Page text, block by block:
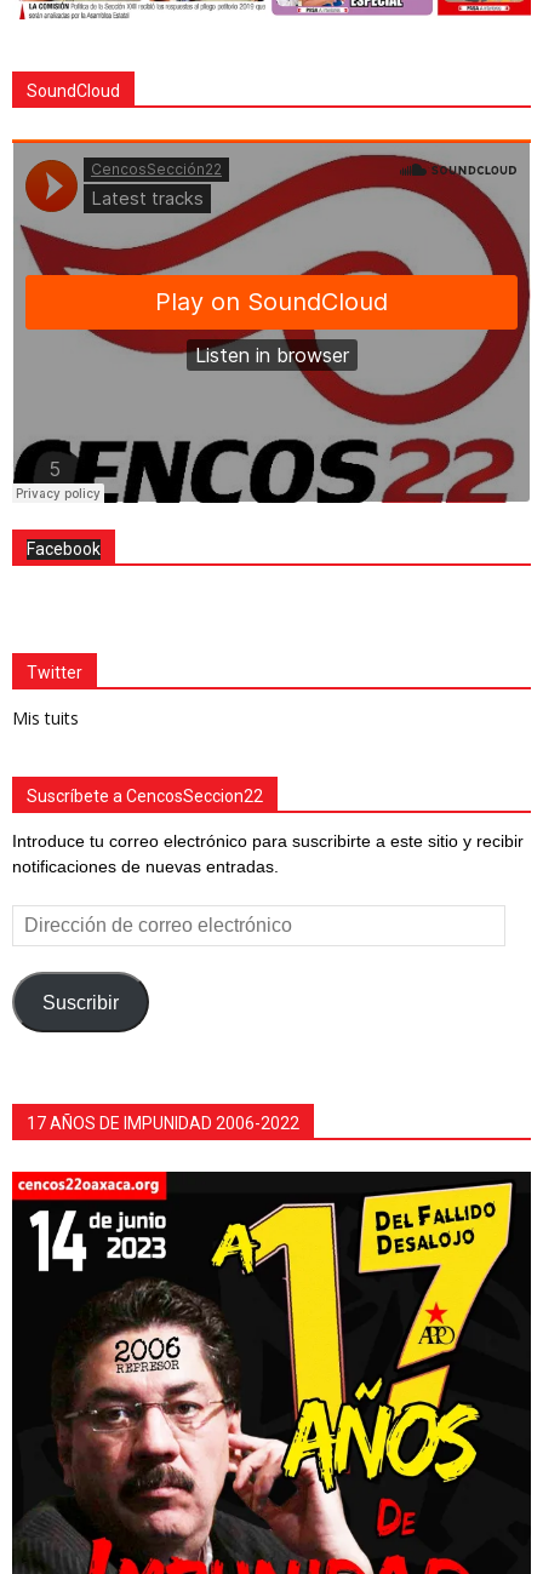
SoundCloud
Facebook
Twitter
Mis tuits
Suscríbete a CencosSeccion22
Introduce tu correo electrónico para suscribirte a este sitio y recibir
notificaciones de nuevas entradas.
Dirección
de
electrónico
Suscribir
17 AÑOS DE IMPUNIDAD 2006-2022